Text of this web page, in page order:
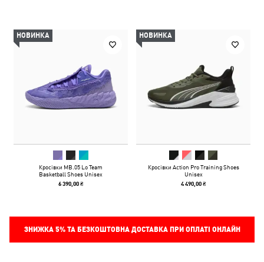
НОВИНКА
Кросівки MB.05 Lo Team
Basketball Shoes Unisex
6 390,00 ₴
НОВИНКА
Кросівки Action Pro Training Shoes
Unisex
4 490,00 ₴
ЗНИЖКА 5%ТА БЕЗКОШТОВНА ДОСТАВКА ПРИ ОПЛАТІ ОНЛАЙН